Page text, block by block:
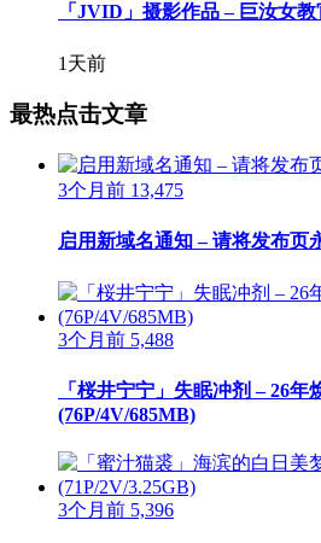
「JVID」摄影作品 – 巨汝女
1天前
最热点击文章
3个月前 13,475
启用新域名通知 – 请将发布页
3个月前 5,488
「桜井宁宁」失眠冲剂 – 26年
(76P/4V/685MB)
3个月前 5,396